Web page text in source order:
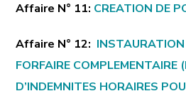
Affaire N° 11: CREATION DE
Affaire N° 12: INSTAURATION
FORFAIRE COMPLEMENTAIRE
D’INDEMNITES HORAIRES